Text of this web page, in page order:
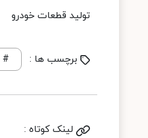
تولید قطعات خودرو
برچسب ها : #
لینک کوتاه :